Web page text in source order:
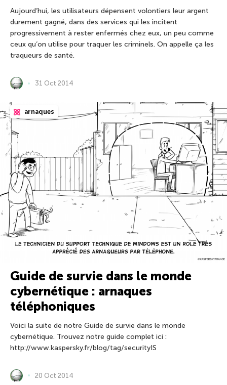
Aujourd’hui, les utilisateurs dépensent volontiers leur argent
durement gagné, dans des services qui les incitent
progressivement à rester enfermés chez eux, un peu comme
ceux qu’on utilise pour traquer les criminels. On appelle ça les
traqueurs de santé.
31 Oct 2014
arnaques
Guide de survie dans le monde
cybernétique : arnaques
téléphoniques
Voici la suite de notre Guide de survie dans le monde
cybernétique. Trouvez notre guide complet ici :
http://www.kaspersky.fr/blog/tag/securityIS
20 Oct 2014